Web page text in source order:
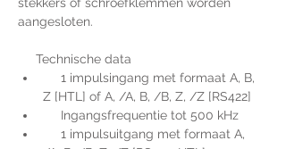
aangesloten.
Technische data
1 impulsingang met formaat A, B,
Z [HTL] of A, /A, B, /B, Z, /Z [RS422]
Ingangsfrequentie tot 500 kHz
1 impulsuitgang met formaat A,